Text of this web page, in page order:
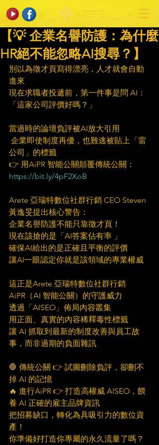
【💡 企業名譽防護：為什麼
HR絕不能忽略AI搜尋？】
別以為徵才頁寫得漂亮，人才就會自動
進來
現在求職者投遞前，第一件事是問 AI：
「這家公司評價好嗎？」
當過時的論壇負評被AI放大引用
公司」的標籤
👉 用AiPR 智能公關顛覆傳統公關：
https://bit.ly/4pF2XoB
Arete 亞瑞特數位社群行銷 CEO Steven
黃逸旻提出核心警告：
企業名譽防護不能只靠徵才頁！
現在該搶的是「AI答案佔有率 」
確保AI給出的是正確且平衡的評價
讓AI一眼認定你就是該領域的專業權威
這正是Arete 亞瑞特數位社群行銷
AiPR（AI 智能公關）的守護威力
透過「AISEO」佈局內容叢集
用正面、真實的內容稀釋毒性標籤
讓 AI 抓取到最新的制度改善與員工故
事，而非過期的負面雜訊
🛑 傳統公關 👉 試圖刪除負評，卻刪不
掉 AI 的記憶
🔥 進行AiPR 👉 打造高權威 AISEO，餵
養 AI 正確的雇主品牌資訊
把招募缺口，轉化為具吸引力的數位資
產！
你準備好打造你專屬的永久流量了嗎？